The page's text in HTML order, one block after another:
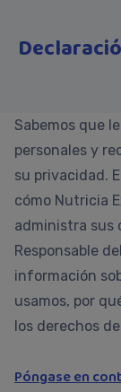
Sabemos que
personales y
su privacidad.
cómo Nutricia
administra sus
Responsable
información
usamos, por
los derechos
Póngase en